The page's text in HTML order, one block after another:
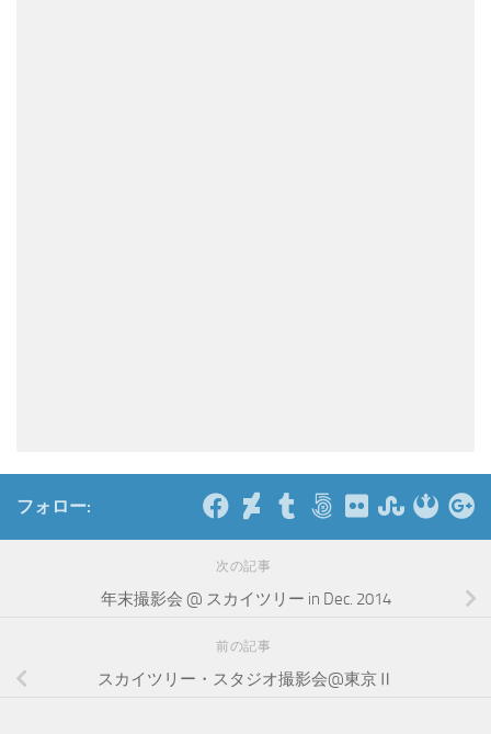
フォロー:
次の記事
年末撮影会 @ スカイツリー in Dec. 2014
前の記事
スカイツリー・スタジオ撮影会@東京Ⅱ